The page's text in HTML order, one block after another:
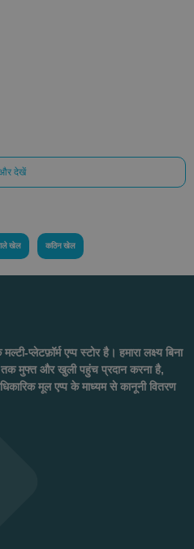
देखें
खेल कठिन खेल
प्लेटफ़ॉर्म एप्प स्टोर है। हमारा लक्ष्य बिना
तक मुफ्त और खुली पहुंच प्रदान करना है,
मूल एप्प के माध्यम से कानूनी वितरण